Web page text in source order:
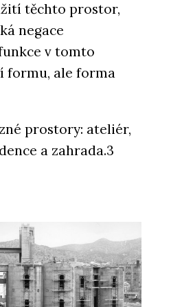
těchto prostor,
negace
v tomto
formu, ale forma
prostory: ateliér,
a zahrada.3